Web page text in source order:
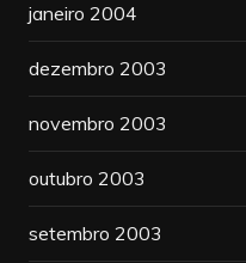
janeiro 2004
dezembro 2003
novembro 2003
outubro 2003
setembro 2003